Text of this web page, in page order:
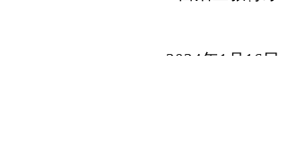
202 4 年1 月 16日